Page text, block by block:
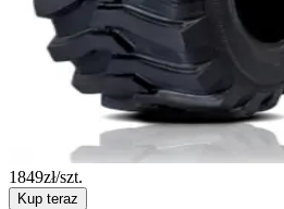
1849zł/szt.
Kup teraz